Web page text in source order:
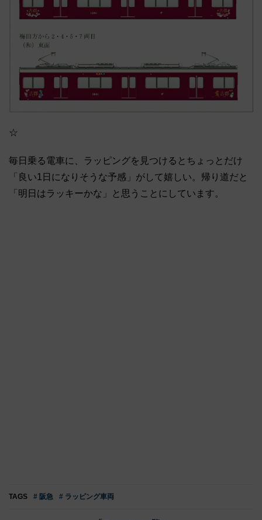
☆
毎日乗る電車に、ラッピングを見つけるとちょっとだけ
「良い1日になりそうな予感」がして嬉しい。帰り道だと
「明日はラッキーかな」と思うことにしています。
TAGS # 阪急 # ラッピング車両